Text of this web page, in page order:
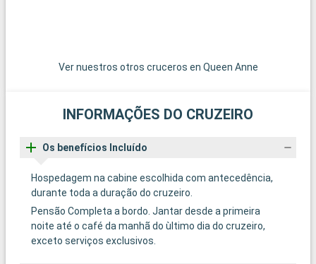
Ver nuestros otros cruceros en Queen Anne
INFORMAÇÕES DO CRUZEIRO
Os benefícios Incluído
Hospedagem na cabine escolhida com antecedência,
durante toda a duração do cruzeiro.
Pensão Completa a bordo. Jantar desde a primeira
noite até o café da manhã do ùltimo dia do cruzeiro,
exceto serviços exclusivos.